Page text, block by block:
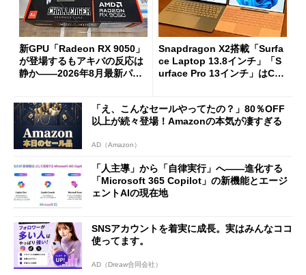
新GPU「Radeon RX 9050」
が登場するもアキバの反応は
静か――2026年8月最新パー
Snapdragon X2搭載「Surfa
ce Laptop 13.8インチ」「S
urface Pro 13インチ」はCop
た
「え、こんなセールやってたの？」80％OFF
以上が続々登場！Amazonの本気が凄すぎる
AD（Amazon）
「人主導」から「自律実行」へ――進化する
「Microsoft 365 Copilot」の新機能とエージ
ェントAIの現在地
SNSアカウントを着実に成長。実はみんなココ
使ってます。
AD（Dreaw合同会社）